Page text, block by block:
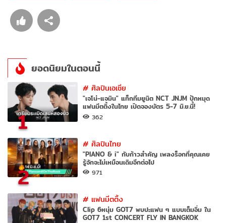
ยอดนิยมในตอนนี้
1
#ศิลปินเอเชีย
"เจโน่-แจมิน" แท็กทีมยูนิต NCT JNJM ปักหมุด
แฟนมีตติ้งในไทย เปิดจองบัตร 5-7 มิ.ย.นี้!
362
2
#ศิลปินไทย
"PIANO & i" กับก้าวสำคัญ เพลงร็อกที่คุณเคย
รู้จักจะไม่เหมือนเดิมอีกต่อไป
971
#แฟนมีตติ้ง
Clip 6หนุ่ม GOT7 พบปะแฟน ๆ แบบเต็มอิ่ม ใน
GOT7 1st CONCERT FLY IN BANGKOK